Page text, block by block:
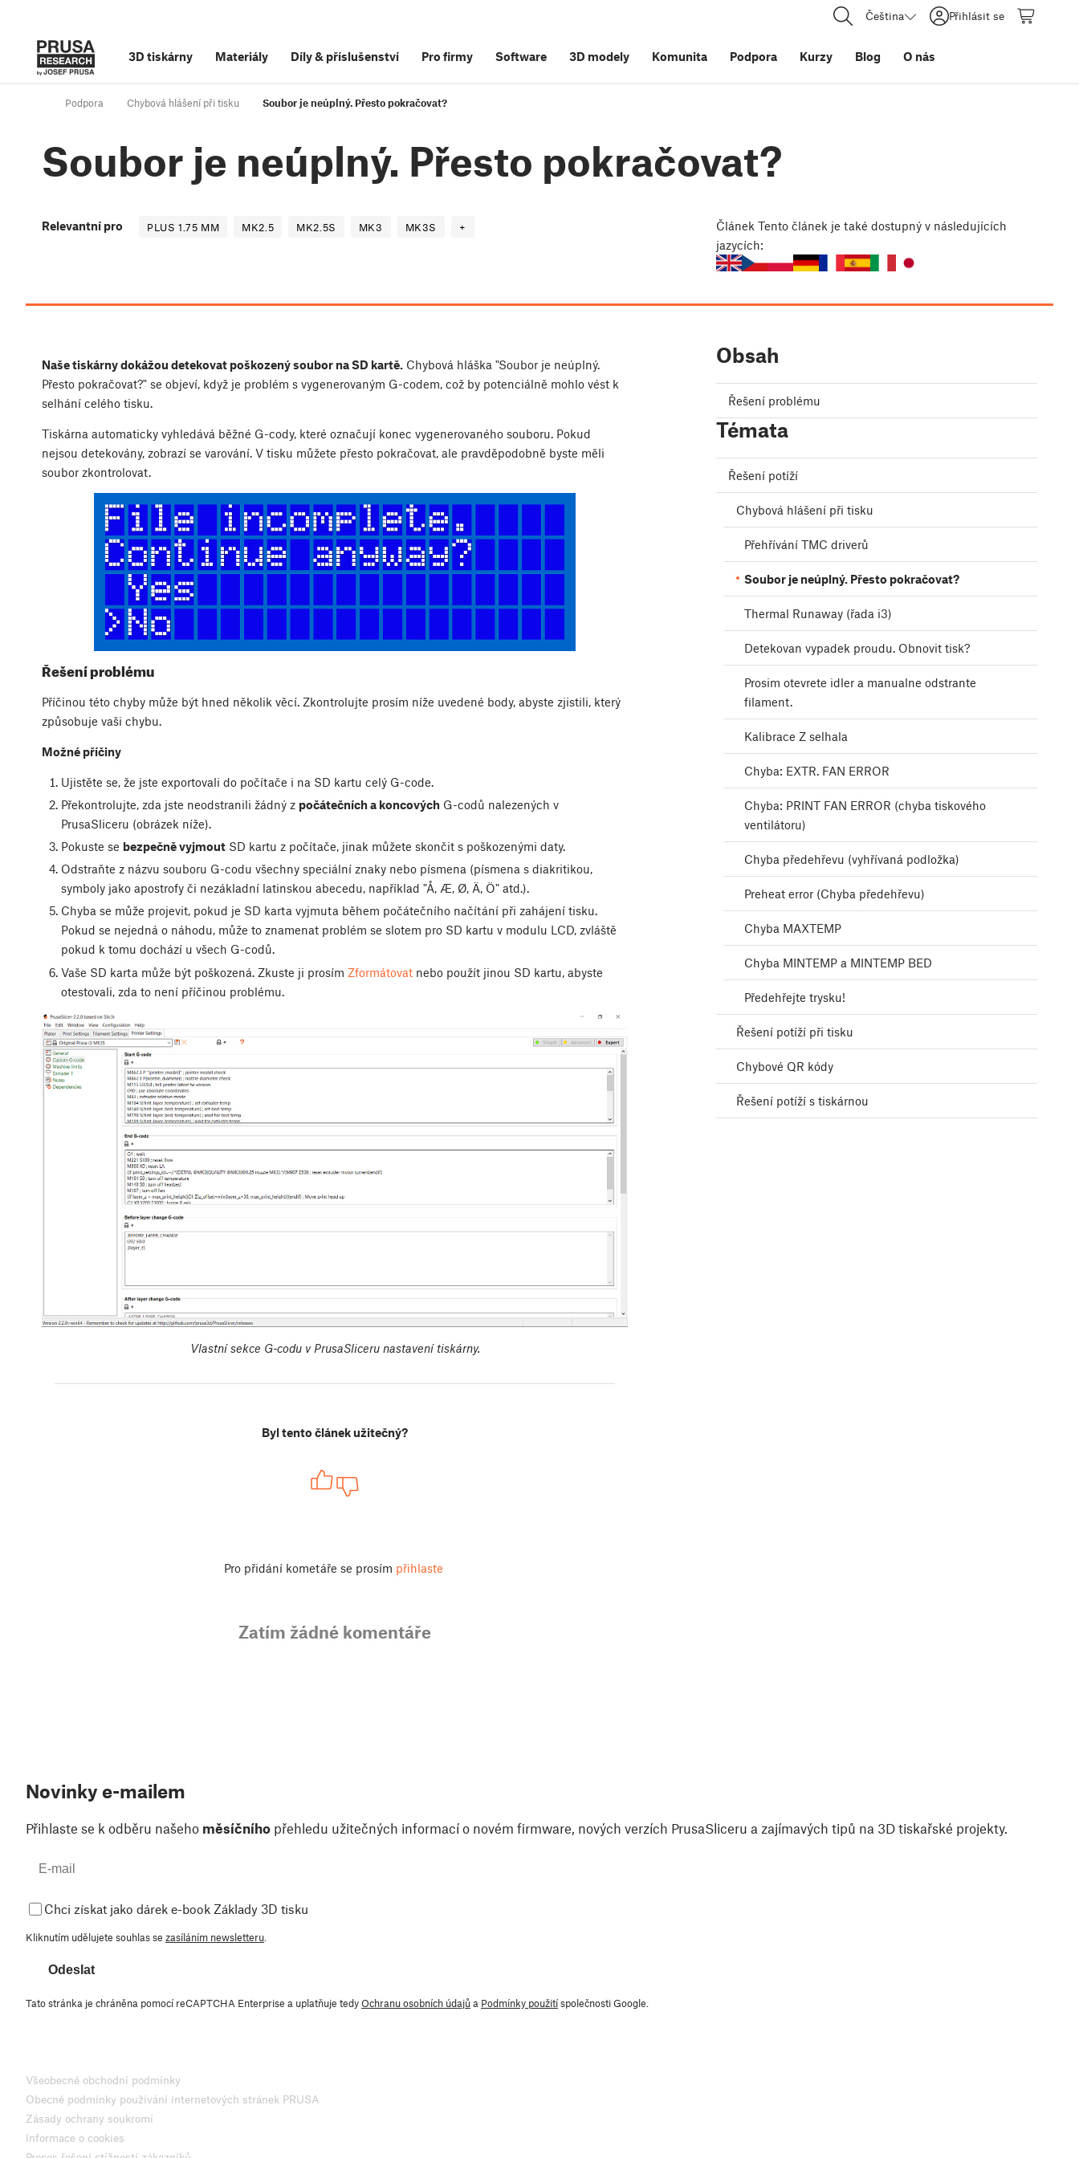
Čeština Přihlásit se
3D tiskárny Materiály Díly& příslušenství Pro firmy Software 3D modely Komunita Podpora Kurzy Blog O nás
Podpora Chybová hlášení při tisku Soubor je neúplný. Přesto pokračovat?
Soubor je neúplný. Přesto pokračovat?
Relevantní pro PLUS 1.75 MM MK2.5 MK2.5S MK3 MK3S + Článek Tento článek je také dostupný v následujících
jazycích:
Naše tiskárny dokážou detekovat poškozený soubor na SD kartě. Chybová hláška "Soubor je neúplný.
Přesto pokračovat?" se objeví, když je problém s vygenerovaným G-codem, což by potenciálně mohlo vést k
selhání celého tisku.
Tiskárna automaticky vyhledává běžné G-cody, které označují konec vygenerovaného souboru. Pokud
nejsou detekovány, zobrazí se varování. V tisku můžete přesto pokračovat, ale pravděpodobně byste měli
soubor zkontrolovat.
Řešení problému
Příčinou této chyby může být hned několik věcí. Zkontrolujte prosím níže uvedené body, abyste zjistili, který
způsobuje vaši chybu.
Možné příčiny
Ujistěte se, že jste exportovali do počítače i na SD kartu celý G-code.
Překontrolujte, zda jste neodstranili žádný z počátečních a koncovýchG-codů nalezených v
PrusaSliceru (obrázek níže).
Pokuste se bezpečně vyjmoutSD kartu z počítače, jinak můžete skončit s poškozenými daty.
Odstraňte z názvu souboru G-codu všechny speciální znaky nebo písmena (písmena s diakritikou,
symboly jako apostrofy či nezákladní latinskou abecedu, například "Å, Æ, Ø, Ä, Ö" atd.).
Chyba se může projevit, pokud je SD karta vyjmuta během počátečního načítání při zahájení tisku.
Pokud se nejedná o náhodu, může to znamenat problém se slotem pro SD kartu v modulu LCD, zvláště
pokud k tomu dochází u všech G-codů.
Vaše SD karta může být poškozená. Zkuste ji prosím Zformátovatnebo použít jinou SD kartu, abyste
otestovali, zda to není příčinou problému.
Vlastní sekce G-codu v PrusaSliceru nastavení tiskárny.
Byl tento článek užitečný?
Pro přidání kometáře se prosím přihlaste
Zatím žádné komentáře
Obsah
Řešení problému
Témata
Řešení potíží
Chybová hlášení při tisku
Přehřívání TMC driverů
Soubor je neúplný. Přesto pokračovat?
Thermal Runaway (řada i3)
Detekovan vypadek proudu. Obnovit tisk?
Prosim otevrete idler a manualne odstrante
filament.
Kalibrace Z selhala
Chyba: EXTR. FAN ERROR
Chyba: PRINT FAN ERROR (chyba tiskového
ventilátoru)
Chyba předehřevu (vyhřívaná podložka)
Preheat error (Chyba předehřevu)
Chyba MAXTEMP
Chyba MINTEMP a MINTEMP BED
Předehřejte trysku!
Řešení potíží při tisku
Chybové QR kódy
Řešení potíží s tiskárnou
Novinky e-mailem
Přihlaste se k odběru našeho měsíčního přehledu užitečných informací o novém firmware, nových verzích PrusaSliceru a zajímavých tipů na 3D tiskařské projekty.
Chci získat jako dárek e-book Základy 3D tisku
Kliknutím udělujete souhlas se zasíláním newsletteru
Odeslat
Tato stránka je chráněna pomocí reCAPTCHA Enterprise a uplatňuje tedyOchranu osobních údajůa Podmínky použitíspolečnosti Google.
Všeobecné obchodní podmínky
Obecné podmínky používání internetových stránek PRUSA
Zásady ochrany soukromí
Informace o cookies